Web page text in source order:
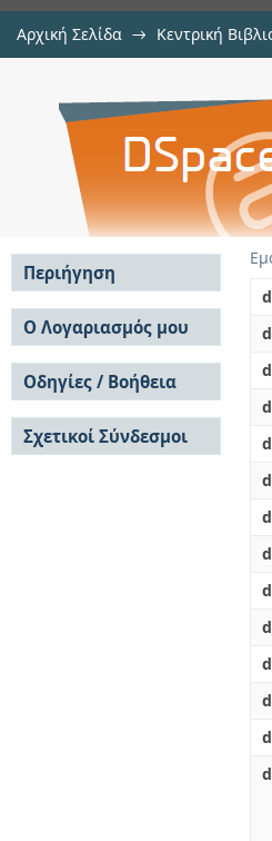
Αρχική Σελίδα → Κεντρική
Το προαύλιο
Περιήγηση
Σε όλο το DSpace
Κοινότητες & Συλλογές
Ανά Ημερομηνία
Έκδοσης
Συγγραφείς
Τίτλοι
Θέματα
Ο Λογαριασμός μου
Σύνδεση
Εγγραφή
Οδηγίες / Βοήθεια
Οδηγίες Υποβολής
Οδηγίες Χρήσης ΙΑ
Συχνές Ερωτήσεις
Σχετικοί Σύνδεσμοι